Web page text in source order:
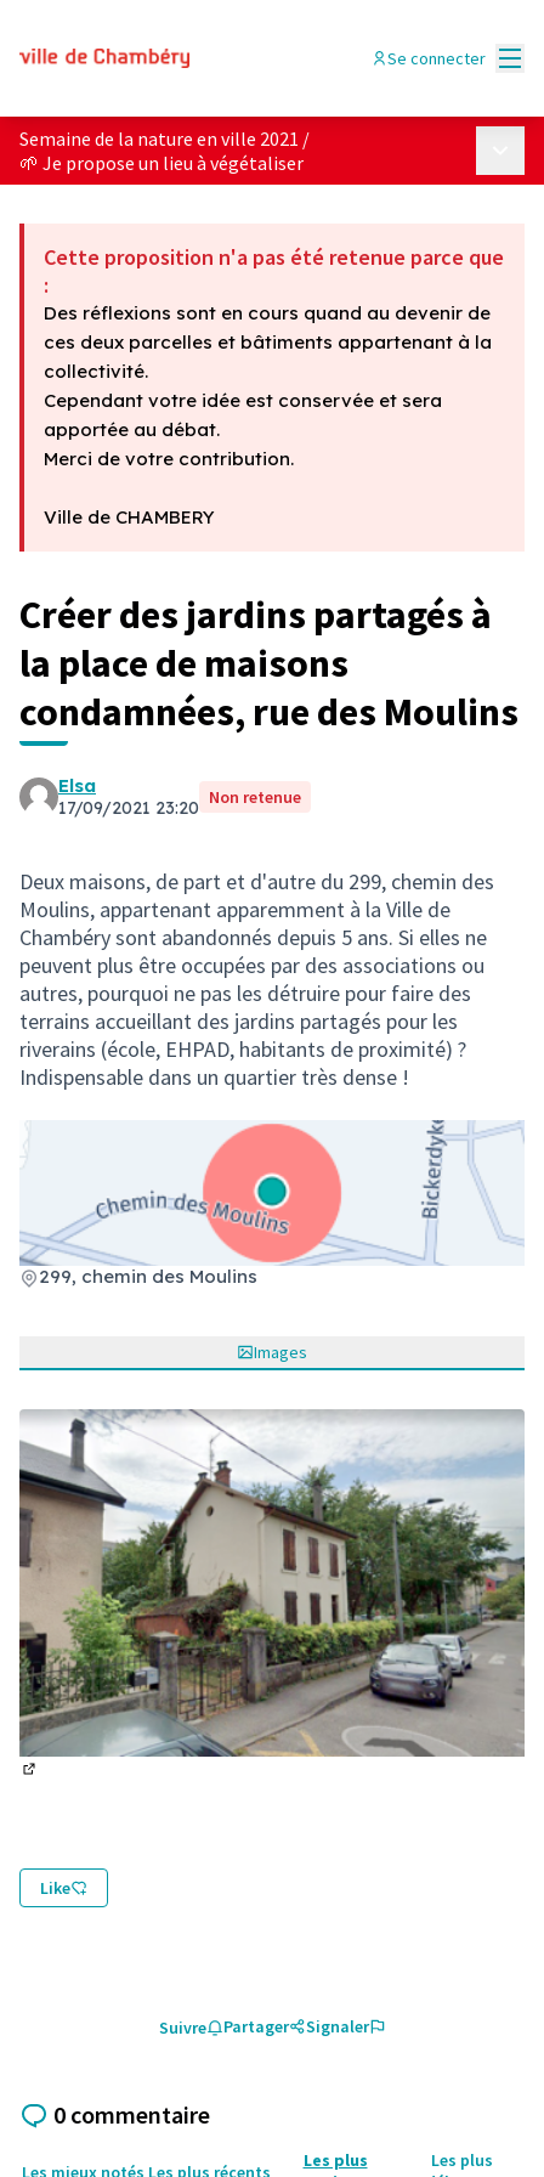
Se connecter
Semaine de la nature en ville 2021 /
🌱 Je propose un lieu à végétaliser
Cette proposition n'a pas été retenue parce que
:
Des réflexions sont en cours quand au devenir de
ces deux parcelles et bâtiments appartenant à la
collectivité.
Cependant votre idée est conservée et sera
apportée au débat.
Merci de votre contribution.
Ville de CHAMBERY
Créer des jardins partagés à
la place de maisons
condamnées, rue des Moulins
Elsa
17/09/2021 23:20 Non retenue
Deux maisons, de part et d'autre du 299, chemin des
Moulins, appartenant apparemment à la Ville de
Chambéry sont abandonnés depuis 5 ans. Si elles ne
peuvent plus être occupées par des associations ou
autres, pourquoi ne pas les détruire pour faire des
terrains accueillant des jardins partagés pour les
riverains (école, EHPAD, habitants de proximité) ?
Indispensable dans un quartier très dense !
299, chemin des Moulins
(Lien externe)
Images
Like
Suivre Partager Signaler
0 commentaire
Les mieux notés Les plus récents
Les plus
Les plus